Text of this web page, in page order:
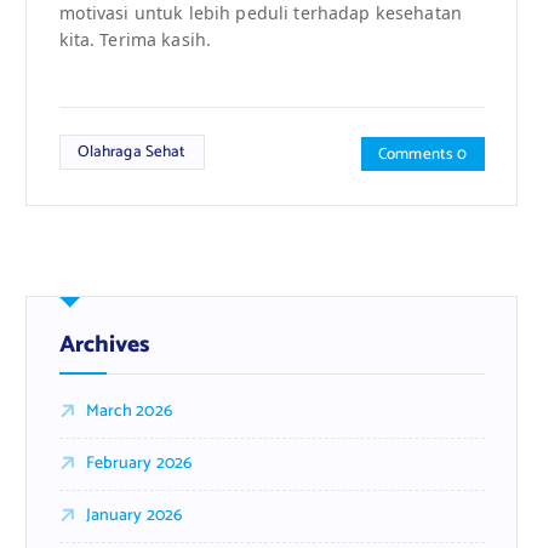
motivasi untuk lebih peduli terhadap kesehatan
kita. Terima kasih.
Olahraga Sehat Comments 0
Archives
March 2026
February 2026
January 2026